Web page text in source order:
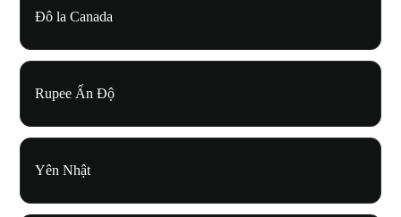
Đô la Canada
Rupee Ấn Độ
Yên Nhật